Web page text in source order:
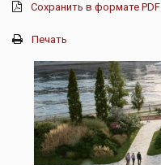
Сохранить в формате PDF
Печать